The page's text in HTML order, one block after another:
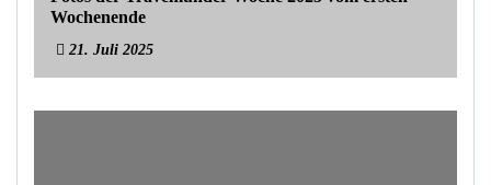
Wochenende
21. Juli 2025